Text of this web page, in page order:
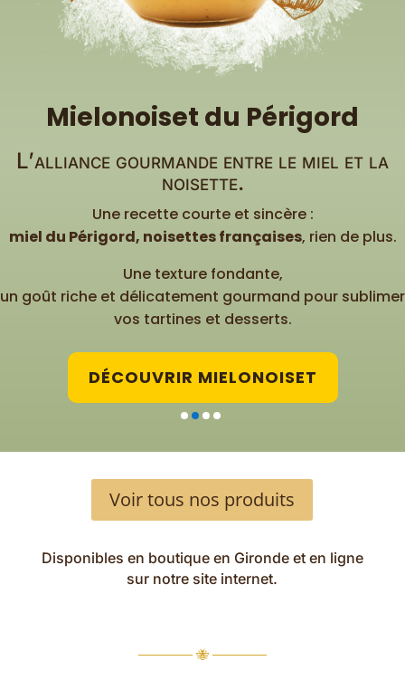
Mielonoiset du Périgord
L’alliance gourmande entre le miel et la
noisette.
Une recette courte et sincère :
miel du Périgord, noisettes françaises, rien de plus.
Une texture fondante,
un goût riche et délicatement gourmand pour sublimer
vos tartines et desserts.
DÉCOUVRIR MIELONOISET
Voir tous nos produits
Disponibles en boutique en Gironde et en ligne
sur notre site internet.
────── 🐝 ──────